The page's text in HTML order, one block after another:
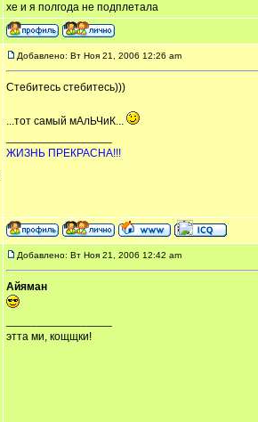
хе и я полгода не подплетала
Добавлено: Вт Ноя 21, 2006 12:26 am
Стебитесь стебитесь)))
...тот самый мАлЬЧиК...
ЖИЗНЬ ПРЕКРАСНА!!!
Добавлено: Вт Ноя 21, 2006 12:42 am
Айяман
этта ми, кощщки!